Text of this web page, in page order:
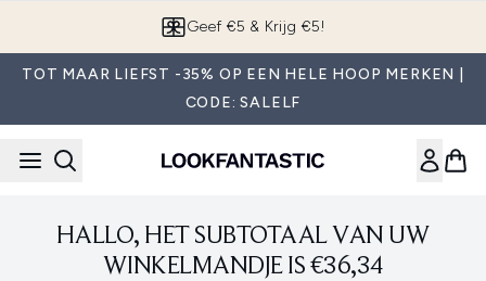
Geef €5 & Krijg €5!
TOT MAAR LIEFST -35% OP EEN HELE HOOP MERKEN |
CODE: SALELF
HALLO, HET SUBTOTAAL VAN UW
WINKELMANDJE IS €36,34